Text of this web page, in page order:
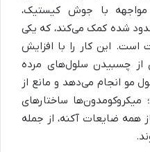
مواجهه با جوش کیستیک،
شده کمک می‌کند، که یکی
این کار را با افزایش
چسبیدن سلول‌های مرده
مو انجام می‌دهد و مانع از
ساختارهای
ضایعات آکنه، از جمله